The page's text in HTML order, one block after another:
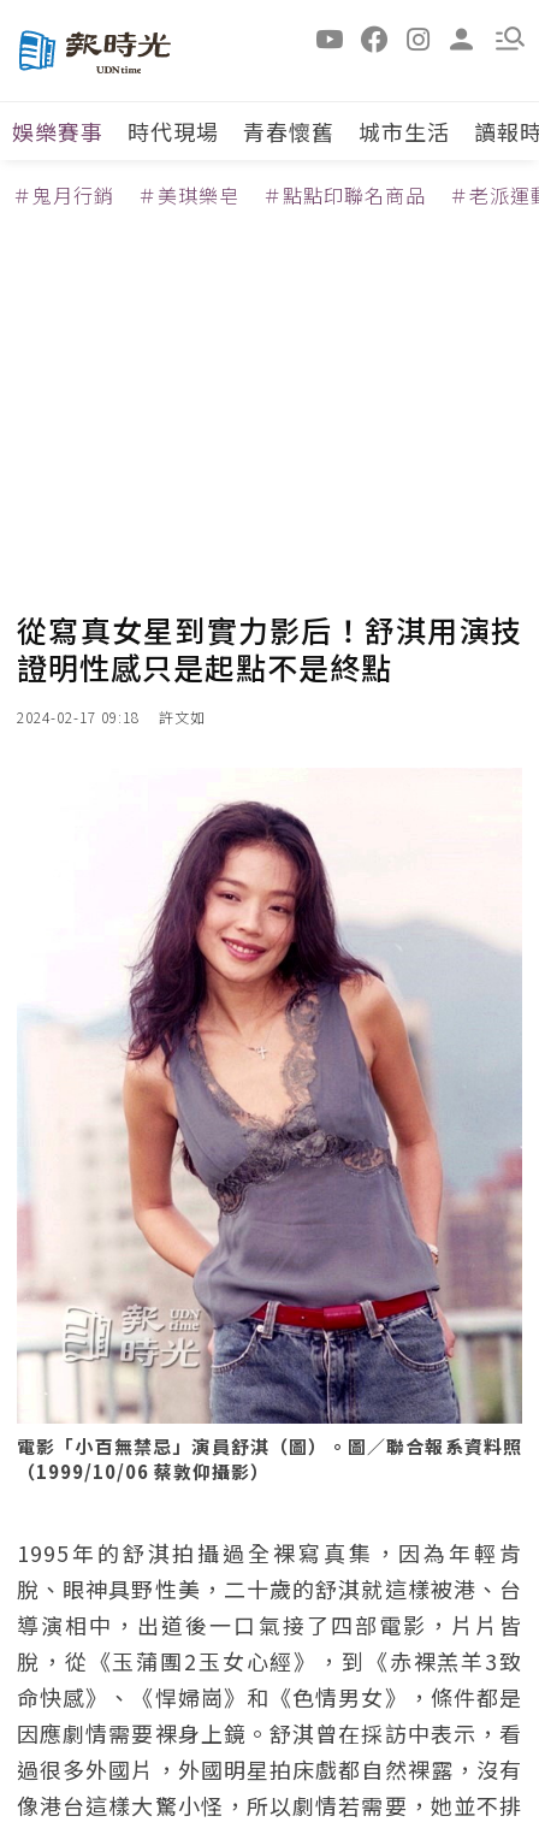
娛樂賽事 時代現場 青春懷舊 城市生活 讀報
＃鬼月行銷 ＃美琪樂皂 ＃點點印聯名商品 ＃老派運
從寫真女星到實力影后！舒淇用演技
證明性感只是起點不是終點
2024-02-17 09:18 許文如
電影「小百無禁忌」演員舒淇（圖）。圖／聯合報系資料照
（1999/10/06 蔡敦仰攝影）
1995年的舒淇拍攝過全裸寫真集，因為年輕肯
脫、眼神具野性美，二十歲的舒淇就這樣被港、台
導演相中，出道後一口氣接了四部電影，片片皆
脫，從《玉蒲團2玉女心經》，到《赤裸羔羊3致
命快感》、《悍婦崗》和《色情男女》，條件都是
因應劇情需要裸身上鏡。舒淇曾在採訪中表示，看
過很多外國片，外國明星拍床戲都自然裸露，沒有
像港台這樣大驚小怪，所以劇情若需要，她並不排